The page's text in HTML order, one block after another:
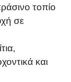
τοπίο
σε
και